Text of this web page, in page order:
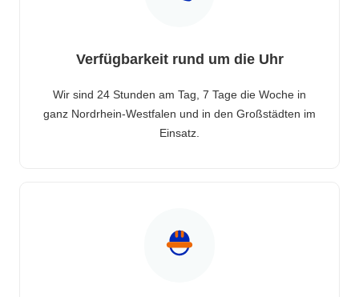
Verfügbarkeit rund um die Uhr
Wir sind 24 Stunden am Tag, 7 Tage die Woche in
ganz Nordrhein-Westfalen und in den Großstädten im
Einsatz.